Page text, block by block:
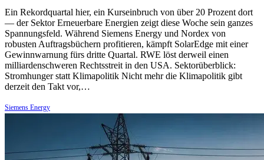
Ein Rekordquartal hier, ein Kurseinbruch von über 20 Prozent dort
— der Sektor Erneuerbare Energien zeigt diese Woche sein ganzes
Spannungsfeld. Während Siemens Energy und Nordex von
robusten Auftragsbüchern profitieren, kämpft SolarEdge mit einer
Gewinnwarnung fürs dritte Quartal. RWE löst derweil einen
milliardenschweren Rechtsstreit in den USA. Sektorüberblick:
Stromhunger statt Klimapolitik Nicht mehr die Klimapolitik gibt
derzeit den Takt vor,…
Siemens Energy